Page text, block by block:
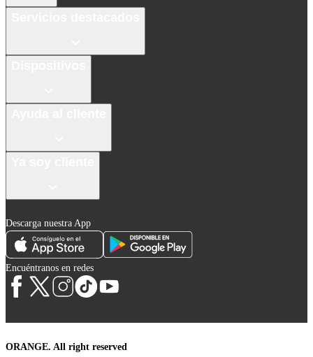
Descarga nuestra App
Encuéntranos en redes
ORANGE. All right reserved